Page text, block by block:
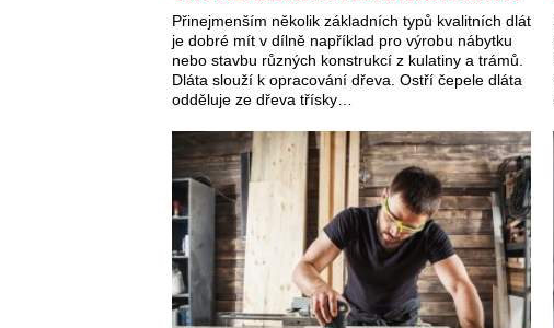
Přinejmenším několik základních typů kvalitních dlát
je dobré mít v dílně například pro výrobu nábytku
nebo stavbu různých konstrukcí z kulatiny a trámů.
Dláta slouží k opracování dřeva. Ostří čepele dláta
odděluje ze dřeva třísky…